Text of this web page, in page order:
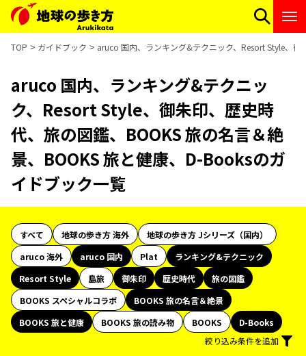
TOP ガイドブック aruco 国内、ランキング&テクニック、Resort Style、
aruco 国内、ランキング&テクニッ
ク、Resort Style、御朱印、歴史時
代、旅の図鑑、BOOKS 旅の名言＆絶
景、BOOKS 旅と健康、D-Booksのガ
イドブック一覧
すべて 地球の歩き方 海外
地球の歩き方 Jシリーズ（国内）
aruco 海外
aruco 国内 Plat
ランキング&テクニック
Resort Style
島旅 御朱印 歴史時代
旅の図鑑
BOOKS スペシャルコラボ
BOOKS 旅の名言＆絶景
BOOKS 旅と健康
BOOKS 旅の読み物 BOOKS
D-Books
絞り込み条件を追加